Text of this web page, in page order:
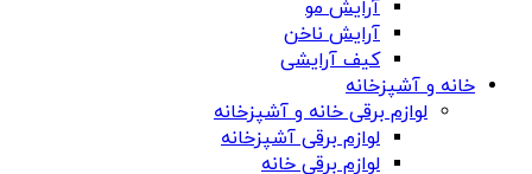
آرایش مو
آرایش ناخن
کیف آرایشی
خانه و آشپزخانه
لوازم برقی خانه و آشپزخانه
لوازم برقی آشپزخانه
لوازم برقی خانه